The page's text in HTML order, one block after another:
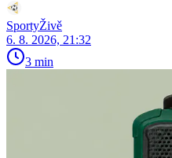
SportyŽivě
6. 8. 2026, 21:32
3 min